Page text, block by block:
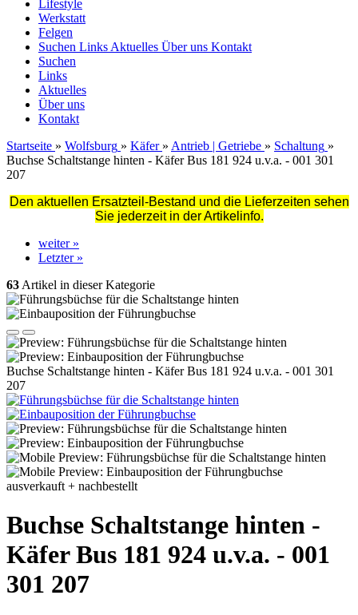
Lifestyle
Werkstatt
Felgen
Suchen Links Aktuelles Über uns Kontakt
Suchen
Links
Aktuelles
Über uns
Kontakt
Startseite » Wolfsburg » Käfer » Antrieb | Getriebe » Schaltung »
Buchse Schaltstange hinten - Käfer Bus 181 924 u.v.a. - 001 301
207
Den aktuellen Ersatzteil-Bestand und die Lieferzeiten sehen
Sie jederzeit in der Artikelinfo.
weiter »
Letzter »
63 Artikel in dieser Kategorie
Buchse Schaltstange hinten - Käfer Bus 181 924 u.v.a. - 001 301
207
ausverkauft + nachbestellt
Buchse Schaltstange hinten -
Käfer Bus 181 924 u.v.a. - 001
301 207